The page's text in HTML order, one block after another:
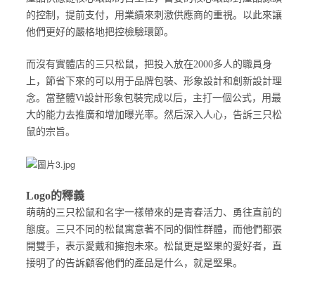
的控制，提前支付，用業績來刺激供應商的重視。以此來讓
他們更好的嚴格地把控檢驗環節。
而沒有實體店的三只松鼠，把投入放在2000多人的職員身
上，節省下來的可以用于品牌包裝、形象設計和創新設計理
念。當整體Vi設計形象包裝完成以后，主打一個公式，用最
大的能力去推廣和增加曝光率。然后深入人心，告訴三只松
鼠的宗旨。
Logo的釋義
萌萌的三只松鼠和名字一樣帶來的是青春活力、勇往直前的
態度。三只不同的松鼠寓意著不同的個性群體，而他們都張
開雙手，表示愛戴和擁抱未來。松鼠更是堅果的愛好者，直
接明了的告訴顧客他們的產品是什么，就是堅果。